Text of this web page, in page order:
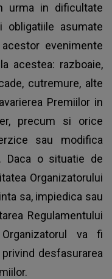
urma in dificultate
obligatiile asumate
evenimente
acestea: razboaie,
cutremure, alte
Premiilor in
precum si orice
sau modifica
Daca o situatie de
Organizatorului
sa, impiedica sau
Regulamentului
va fi
desfasurarea